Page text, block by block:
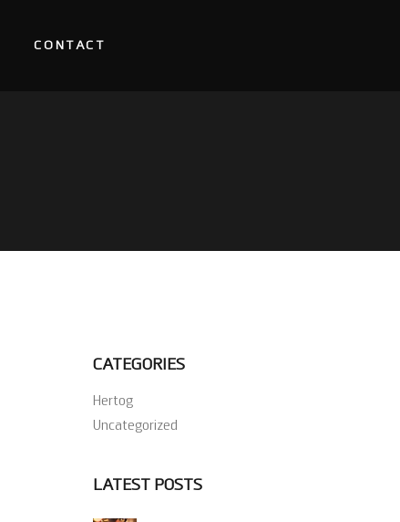
CONTACT
CATEGORIES
Hertog
Uncategorized
LATEST POSTS